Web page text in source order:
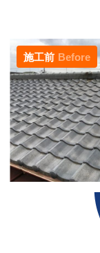
施工前 Before